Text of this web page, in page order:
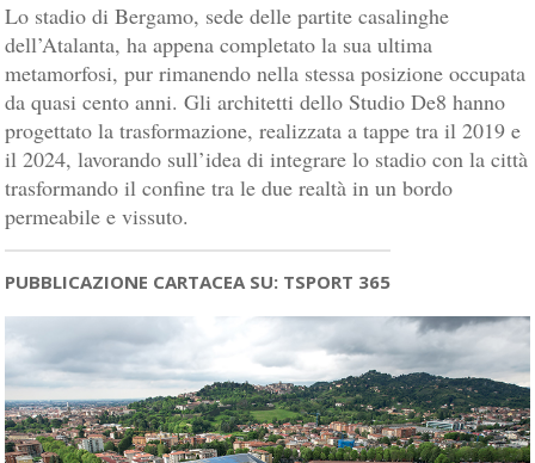
Lo stadio di Bergamo, sede delle partite casalinghe
dell’Atalanta, ha appena completato la sua ultima
metamorfosi, pur rimanendo nella stessa posizione occupata
da quasi cento anni. Gli architetti dello Studio De8 hanno
progettato la trasformazione, realizzata a tappe tra il 2019 e
il 2024, lavorando sull’idea di integrare lo stadio con la città
trasformando il confine tra le due realtà in un bordo
permeabile e vissuto.
PUBBLICAZIONE CARTACEA SU: TSPORT 365